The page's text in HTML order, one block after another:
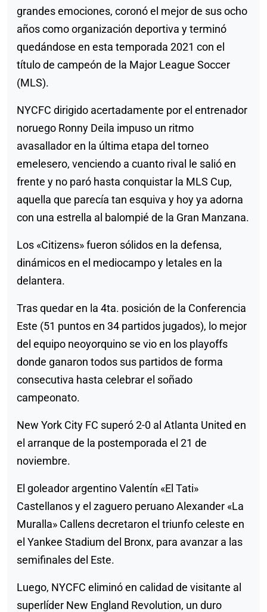
grandes emociones, coronó el mejor de sus ocho
años como organización deportiva y terminó
quedándose en esta temporada 2021 con el
título de campeón de la Major League Soccer
(MLS).
NYCFC dirigido acertadamente por el entrenador
noruego Ronny Deila impuso un ritmo
avasallador en la última etapa del torneo
emelesero, venciendo a cuanto rival le salió en
frente y no paró hasta conquistar la MLS Cup,
aquella que parecía tan esquiva y hoy ya adorna
con una estrella al balompié de la Gran Manzana.
Los «Citizens» fueron sólidos en la defensa,
dinámicos en el mediocampo y letales en la
delantera.
Tras quedar en la 4ta. posición de la Conferencia
Este (51 puntos en 34 partidos jugados), lo mejor
del equipo neoyorquino se vio en los playoffs
donde ganaron todos sus partidos de forma
consecutiva hasta celebrar el soñado
campeonato.
New York City FC superó 2-0 al Atlanta United en
el arranque de la postemporada el 21 de
noviembre.
El goleador argentino Valentín «El Tati»
Castellanos y el zaguero peruano Alexander «La
Muralla» Callens decretaron el triunfo celeste en
el Yankee Stadium del Bronx, para avanzar a las
semifinales del Este.
Luego, NYCFC eliminó en calidad de visitante al
superlíder New England Revolution, un duro